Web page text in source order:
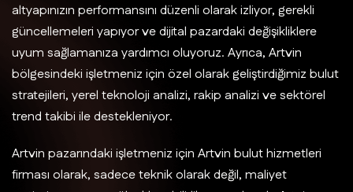
altyapınızın performansını düzenli olarak izliyor, gerekli
güncellemeleri yapıyor ve dijital pazardaki değişikliklere
uyum sağlamanıza yardımcı oluyoruz. Ayrıca, Artvin
bölgesindeki işletmeniz için özel olarak geliştirdiğimiz bulut
stratejileri, yerel teknoloji analizi, rakip analizi ve sektörel
trend takibi ile destekleniyor.
Artvin pazarındaki işletmeniz için Artvin bulut hizmetleri
firması olarak, sadece teknik olarak değil, maliyet